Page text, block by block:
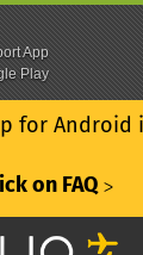
for Android
on FAQ ᐳ
App
Play